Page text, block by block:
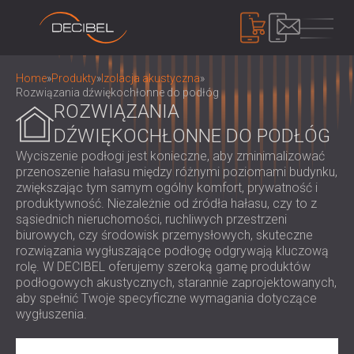
PRODUKTY
IZOLACJA AKUSTYCZNA
IZOLACJA AKUSTYCZNA ŚCIAN
IZOLACJA AKUSTYCZNA SUFITÓW
ROZWIĄZANIA DŹWIĘKOCHŁONNE DO
PODŁÓG
DRZWI AKUSTYCZNE
PANELE AKUSTYCZNE
EKOLOGICZNE PANELE I PRZEGRODY
AKUSTYCZNE
PERFOROWANE DREWNIANE PANELE
AKUSTYCZNE
TKANINOWE PANELE AKUSTYCZNE I
PRZEGRODY
PANELE AKUSTYCZNE Z LISTEW
DREWNIANYCH
KONTROLA HAŁASU
DŹWIĘKOSZCZELNE KABINY I OBUDOWY /
BARIERY
ŻALUZJE I TŁUMIKI DŹWIĘKOCHŁONNE
UCHWYTY ANTYWIBRACYJNE,
URZĄDZENIA
MIERNIK DECYBELI POZIOMU DŹWIĘKU
SYSTEM MASKOWANIA DŹWIĘKU,
O NAS
Home»Produkty» Izolacja akustyczna»
Rozwiązania dźwiękochłonne do podłóg
ROZWIĄZANIA
DŹWIĘKOCHŁONNE DO PODŁÓG
Wyciszenie podłogi jest konieczne, aby zminimalizować
przenoszenie hałasu między różnymi poziomami budynku,
zwiększając tym samym ogólny komfort, prywatność i
produktywność. Niezależnie od źródła hałasu, czy to z
sąsiednich nieruchomości, ruchliwych przestrzeni
biurowych, czy środowisk przemysłowych, skuteczne
rozwiązania wygłuszające podłogę odgrywają kluczową
rolę. W DECIBEL oferujemy szeroką gamę produktów
podłogowych akustycznych, starannie zaprojektowanych,
aby spełnić Twoje specyficzne wymagania dotyczące
wygłuszenia.